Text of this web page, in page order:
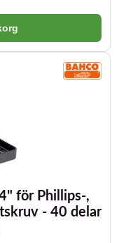
för Phillips-,
- 40 delar